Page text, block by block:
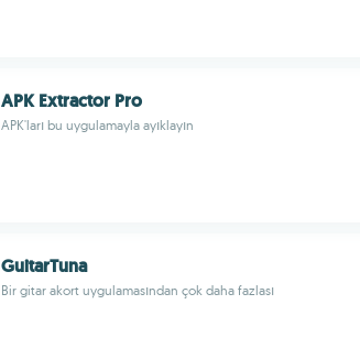
APK Extractor Pro
APK'ları bu uygulamayla ayıklayın
GuitarTuna
Bir gitar akort uygulamasından çok daha fazlası